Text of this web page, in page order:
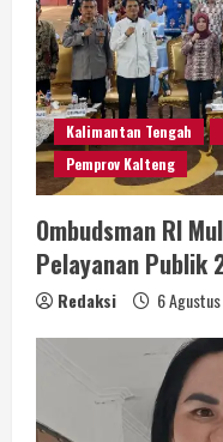
Kalimantan Tengah
Pemprov Kalteng
Ombudsman RI
Pelayanan Publik
Redaksi 6